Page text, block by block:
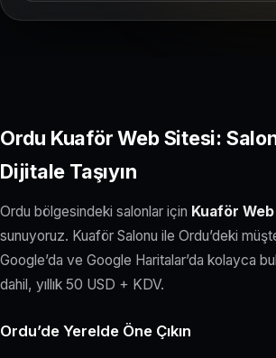
Ordu Kuaför Web Sitesi:
Dijitale Taşıyın
Ordu bölgesindeki salonlar için Kuaför
sunuyoruz. Kuaför Salonu ile Ordu’deki
Google’da ve Google Haritalar’da kolayca
dahil, yıllık 50 USD + KDV.
Ordu’de Yerelde Öne Çıkın